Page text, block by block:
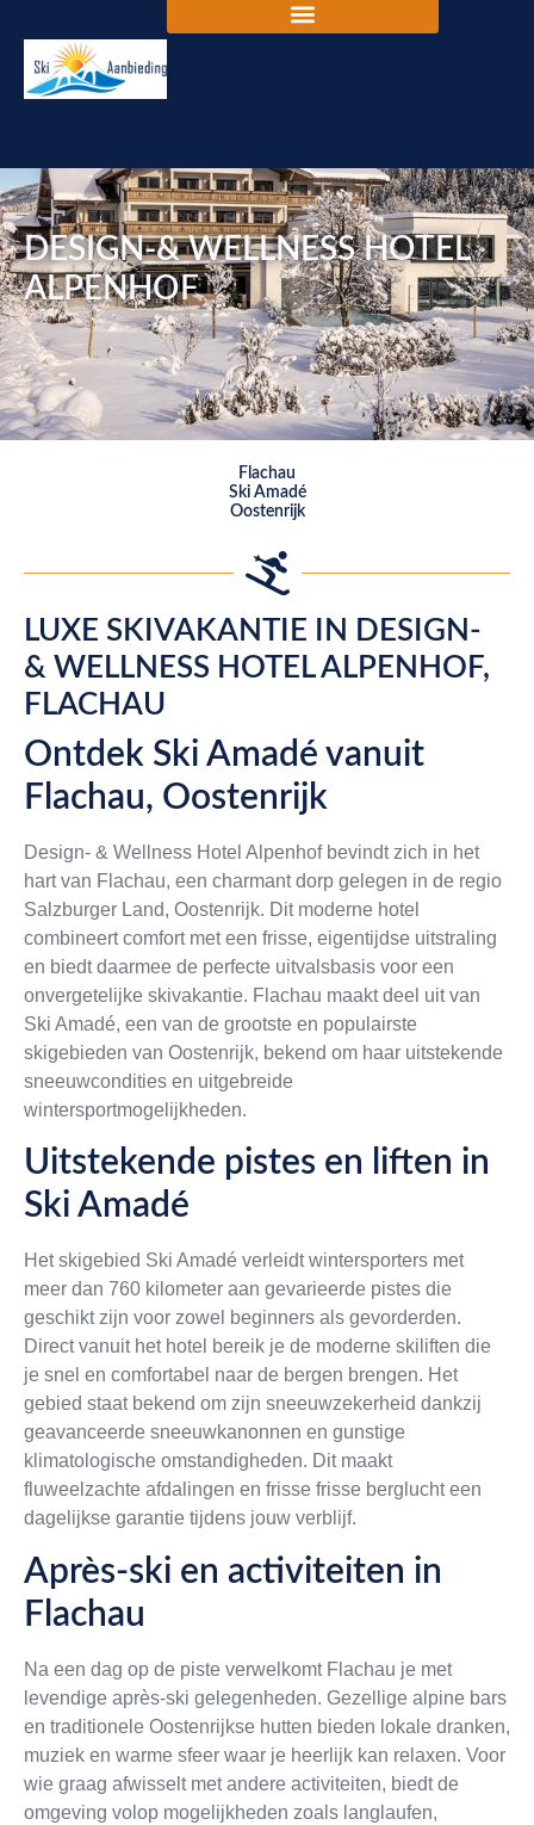
DESIGN-& WELLNESS HOTEL
ALPENHOF
Flachau
Ski Amadé
Oostenrijk
LUXE SKIVAKANTIE IN DESIGN-
& WELLNESS HOTEL ALPENHOF,
FLACHAU
Ontdek Ski Amadé vanuit
Flachau, Oostenrijk
Design- & Wellness Hotel Alpenhof bevindt zich in het
hart van Flachau, een charmant dorp gelegen in de regio
Salzburger Land, Oostenrijk. Dit moderne hotel
combineert comfort met een frisse, eigentijdse uitstraling
en biedt daarmee de perfecte uitvalsbasis voor een
onvergetelijke skivakantie. Flachau maakt deel uit van
Ski Amadé, een van de grootste en populairste
skigebieden van Oostenrijk, bekend om haar uitstekende
sneeuwcondities en uitgebreide
wintersportmogelijkheden.
Uitstekende pistes en liften in
Ski Amadé
Het skigebied Ski Amadé verleidt wintersporters met
meer dan 760 kilometer aan gevarieerde pistes die
geschikt zijn voor zowel beginners als gevorderden.
Direct vanuit het hotel bereik je de moderne skiliften die
je snel en comfortabel naar de bergen brengen. Het
gebied staat bekend om zijn sneeuwzekerheid dankzij
geavanceerde sneeuwkanonnen en gunstige
klimatologische omstandigheden. Dit maakt
fluweelzachte afdalingen en frisse frisse berglucht een
dagelijkse garantie tijdens jouw verblijf.
Après-ski en activiteiten in
Flachau
Na een dag op de piste verwelkomt Flachau je met
levendige après-ski gelegenheden. Gezellige alpine bars
en traditionele Oostenrijkse hutten bieden lokale dranken,
muziek en warme sfeer waar je heerlijk kan relaxen. Voor
wie graag afwisselt met andere activiteiten, biedt de
omgeving volop mogelijkheden zoals langlaufen,